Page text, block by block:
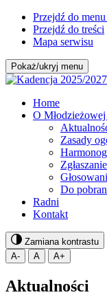
Przejdź do
Przejdź do treści
Mapa serwisu
Pokaż/ukryj menu
Home
O
Zasady
Do
Radni
Kontakt
Zamiana kontrastu
A-
A A+
Aktualności